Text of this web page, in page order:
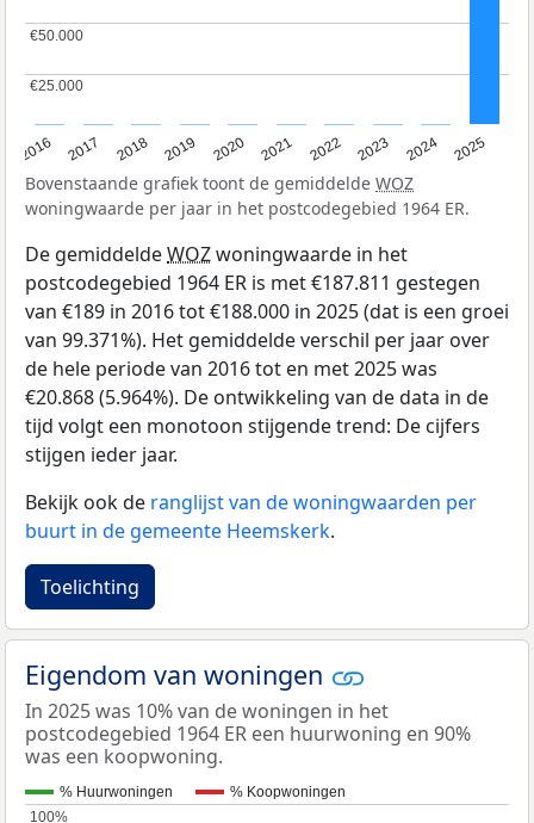
2016 2017 2018 2019 2020 2021 2022 2023 2024 2025
€25.000
€25.000
€50.000
€50.000
Bovenstaande grafiek toont de gemiddelde WOZ
woningwaarde per jaar in het postcodegebied 1964 ER.
De gemiddeldeWOZwoningwaarde in het
postcodegebied 1964 ER is met €187.811 gestegen
van €189 in 2016 tot €188.000 in 2025 (dat is een groei
van 99.371%). Het gemiddelde verschil per jaar over
de hele periode van 2016 tot en met 2025 was
€20.868 (5.964%). De ontwikkeling van de data in de
tijd volgt een monotoon stijgende trend: De cijfers
stijgen ieder jaar.
Bekijk ook de ranglijst van de woningwaarden per
buurt in de gemeente Heemskerk.
Toelichting
Eigendom van woningen
In 2025 was 10% van de woningen in het
postcodegebied 1964 ER een huurwoning en 90%
was een koopwoning.
% Huurwoningen
% Koopwoningen
100%
100%